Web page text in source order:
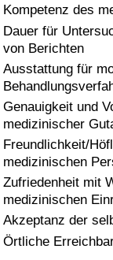
Kompetenz des
Dauer für
von Berichten
Ausstattung für
Genauigkeit und
medizinischer
Freundlichkeit/
medizinischen
Zufriedenheit mit
medizinischen
Akzeptanz der
Örtliche
Kriminalitäts-